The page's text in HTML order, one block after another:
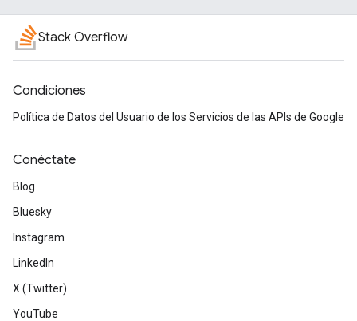
Stack Overflow
Condiciones
Política de Datos del Usuario de los Servicios de las APIs de Google
Conéctate
Blog
Bluesky
Instagram
LinkedIn
X (Twitter)
YouTube